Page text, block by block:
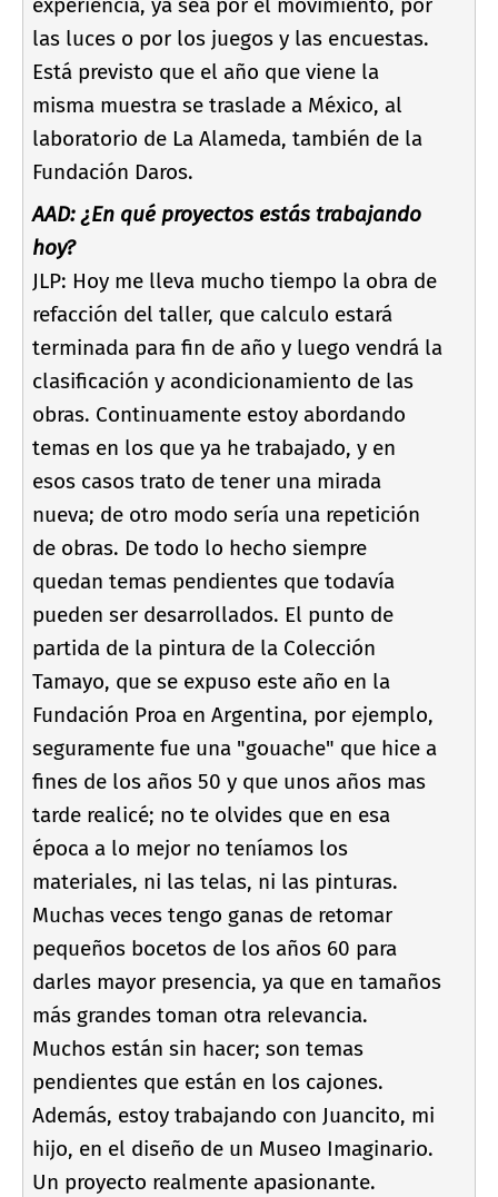
las luces o por los juegos y las encuestas.
Está previsto que el año que viene la
misma muestra se traslade a México, al
laboratorio de La Alameda, también de la
Fundación Daros.
AAD: ¿En qué proyectos estás trabajando
hoy?
JLP: Hoy me lleva mucho tiempo la obra de
refacción del taller, que calculo estará
terminada para fin de año y luego vendrá la
clasificación y acondicionamiento de las
obras. Continuamente estoy abordando
temas en los que ya he trabajado, y en
esos casos trato de tener una mirada
nueva; de otro modo serí­a una repetición
de obras. De todo lo hecho siempre
quedan temas pendientes que todaví­a
pueden ser desarrollados. El punto de
partida de la pintura de la Colección
Tamayo, que se expuso este año en la
Fundación Proa en Argentina, por ejemplo,
seguramente fue una "gouache" que hice a
fines de los años 50 y que unos años mas
tarde realicé; no te olvides que en esa
época a lo mejor no tení­amos los
materiales, ni las telas, ni las pinturas.
Muchas veces tengo ganas de retomar
pequeños bocetos de los años 60 para
darles mayor presencia, ya que en tamaños
más grandes toman otra relevancia.
Muchos están sin hacer; son temas
pendientes que están en los cajones.
Además, estoy trabajando con Juancito, mi
hijo, en el diseño de un Museo Imaginario.
Un proyecto realmente apasionante.